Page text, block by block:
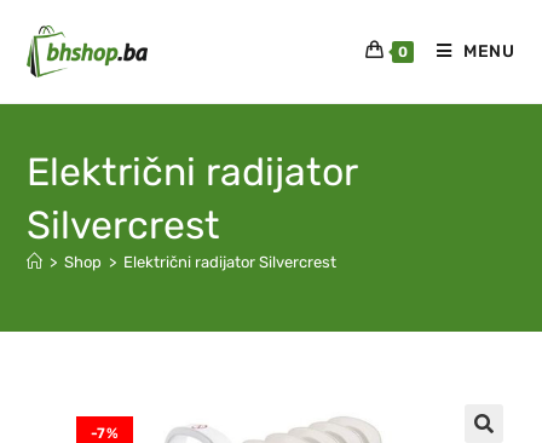
0 MENU
Električni radijator
Silvercrest
> Shop > Električni radijator Silvercrest
-7%